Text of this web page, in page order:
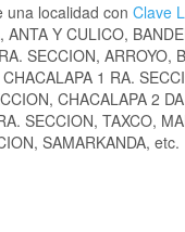
una localidad con Clave
Y CULICO,
SECCION, ARROYO,
1 RA.
CHACALAPA 2
SECCION, TAXCO,
SAMARKANDA, etc.